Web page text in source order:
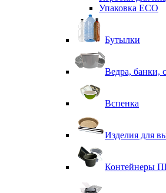
Упаковка ECO
Бутылки
Ведра, банки,
Вспенка
Изделия для
Контейнеры